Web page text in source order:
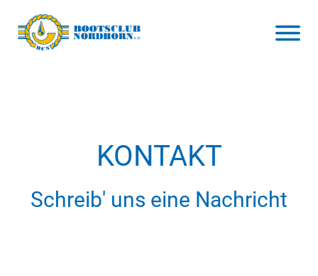
KONTAKT
Schreib' uns eine Nachricht